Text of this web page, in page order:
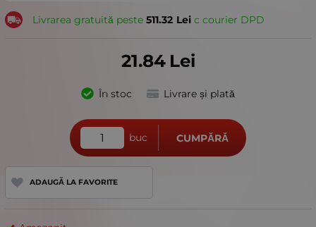
Livrarea gratuită peste 511.32 Leiс courier DPD
21.84 Lei
În stoc Livrare și plată
buc CUMPĂRĂ
ADAUGĂ LA FAVORITE